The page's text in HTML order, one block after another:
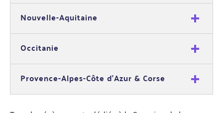
Nouvelle-Aquitaine
Occitanie
Provence-Alpes-Côte d'Azur & Corse